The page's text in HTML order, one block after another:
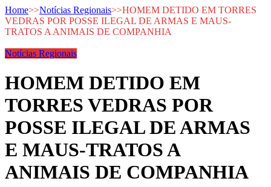
Home>>Notícias Regionais>>HOMEM DETIDO EM TORRES
VEDRAS POR POSSE ILEGAL DE ARMAS E MAUS-
TRATOS A ANIMAIS DE COMPANHIA
Notícias Regionais
HOMEM DETIDO EM
TORRES VEDRAS POR
POSSE ILEGAL DE ARMAS
E MAUS-TRATOS A
ANIMAIS DE COMPANHIA